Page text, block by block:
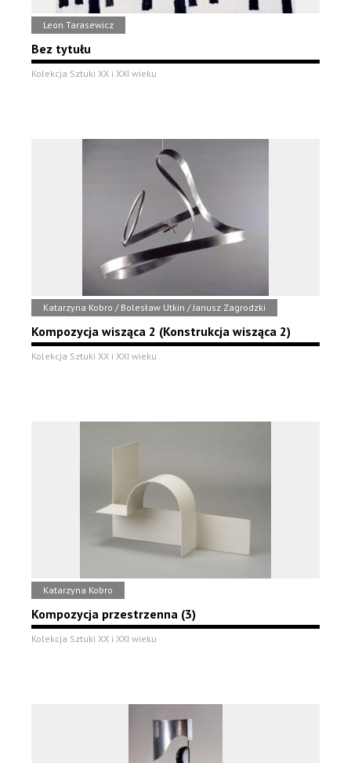
Leon Tarasewicz
Bez tytułu
Kolekcja Sztuki XX i XXI wieku
Katarzyna Kobro / Bolesław Utkin / Janusz Zagrodzki
Kompozycja wisząca 2 (Konstrukcja wisząca 2)
Kolekcja Sztuki XX i XXI wieku
Katarzyna Kobro
Kompozycja przestrzenna (3)
Kolekcja Sztuki XX i XXI wieku